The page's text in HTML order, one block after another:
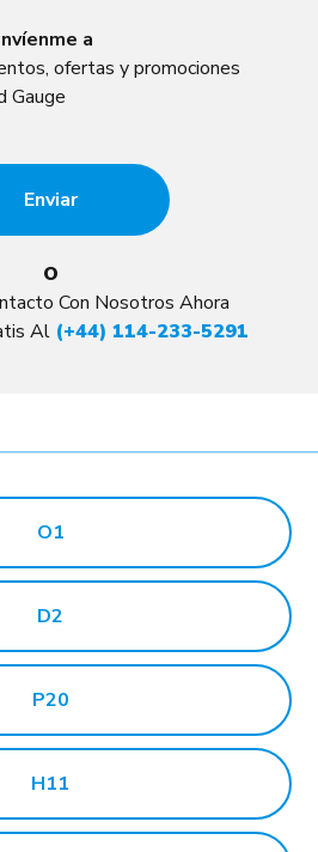
a
ofertas y promociones
Gauge
O
Con Nosotros Ahora
Al (+44) 114-233-5291
O1
D2
P20
H11